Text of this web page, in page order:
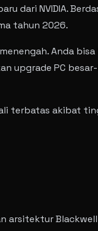
dari NVIDIA.
tahun 2026.
Anda
upgrade PC
terbatas akibat
arsitektur